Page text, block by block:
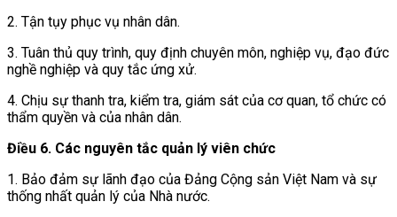
2. Tận tụy phục vụ nhân dân.
3. Tuân thủ quy trình, quy định chuyên môn, nghiệp vụ, đạo đức
nghề nghiệp và quy tắc ứng xử.
4. Chịu sự thanh tra, kiểm tra, giám sát của cơ quan, tổ chức có
thẩm quyền và của nhân dân.
Điều 6. Các nguyên tắc quản lý viên chức
1. Bảo đảm sự lãnh đạo của Đảng Cộng sản Việt Nam và sự
thống nhất quản lý của Nhà nước.